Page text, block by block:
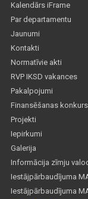
Kalendārs iFrame
Par departamentu
Jaunumi
Kontakti
Normatīvie akti
RVP IKSD vakances
Pakalpojumi
Finansēšanas
Projekti
Iepirkumi
Galerija
Informācija zīmju
Iestājpārbaudījuma
Iestājpārbaudījuma